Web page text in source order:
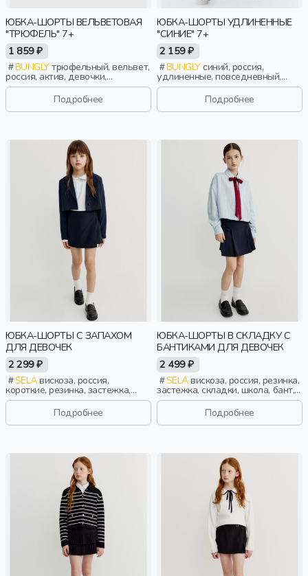
ЮБКА-ШОРТЫ ВЕЛЬВЕТОВАЯ
"ТРЮФЕЛЬ" 7+
1 859 ₽
BUNGLYтрюфельный, вельвет,
россия, актив, девочки,
школьники, подростки, дети
Подробнее
ЮБКА-ШОРТЫ УДЛИНЕННЫЕ
"СИНИЕ" 7+
2 159 ₽
BUNGLYсиний, россия,
удлиненные, повседневный,
девочки, школьники, подростки,
Подробнее
ЮБКА-ШОРТЫ С ЗАПАХОМ
ДЛЯ ДЕВОЧЕК
2 299 ₽
SELAвискоза, россия,
короткие, резинка, застежка,
школа, запах, пояс, пряжка,
девочки, детиПодробнее
ЮБКА-ШОРТЫ В СКЛАДКУ С
БАНТИКАМИ ДЛЯ ДЕВОЧЕК
2 499 ₽
SELAвискоза, россия, резинка,
застежка, складки, школа, бант,
девочки, дети
Подробнее